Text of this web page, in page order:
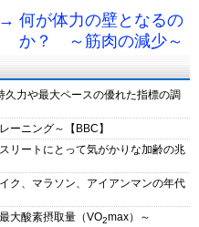
何が体力の壁となるの
か？ ～筋肉の減少～
力や最大ペースの優れた指標の調
ニング～【BBC】
リートにとって気がかりな加齢の兆
ク、マラソン、アイアンマンの年代
大酸素摂取量（VO2max）～